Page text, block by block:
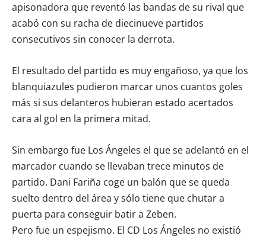
apisonadora que reventó las bandas de su rival que
acabó con su racha de diecinueve partidos
consecutivos sin conocer la derrota.
El resultado del partido es muy engañoso, ya que los
blanquiazules pudieron marcar unos cuantos goles
más si sus delanteros hubieran estado acertados
cara al gol en la primera mitad.
Sin embargo fue Los Ángeles el que se adelantó en el
marcador cuando se llevaban trece minutos de
partido. Dani Fariña coge un balón que se queda
suelto dentro del área y sólo tiene que chutar a
puerta para conseguir batir a Zeben.
Pero fue un espejismo. El CD Los Ángeles no existió